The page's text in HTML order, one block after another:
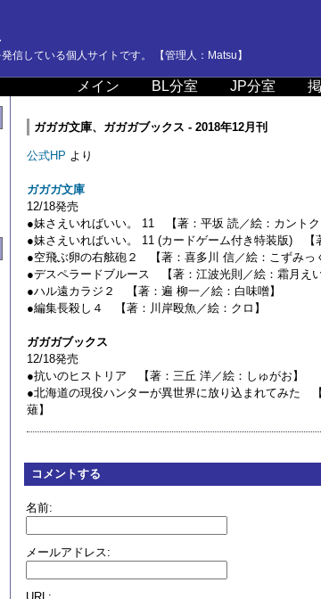
信している個人サイトです。 【管理人：Matsu】
メイン BL分室 JP分室
ガガガ文庫、ガガガブックス - 2018年12月刊
公式HP より
ガガガ文庫
12/18発売
●妹さえいればいい。 11 【著：平坂 読／絵：カントク
●妹さえいればいい。 11 (カードゲーム付き特装版) 【
●空飛ぶ卵の右舷砲２ 【著：喜多川 信／絵：こずみっ
●デスペラードブルース 【著：江波光則／絵：霜月えい
●ハル遠カラジ２ 【著：遍 柳一／絵：白味噌】
●編集長殺し４ 【著：川岸殴魚／絵：クロ】
ガガガブックス
12/18発売
●抗いのヒストリア 【著：三丘 洋／絵：しゅがお】
●北海道の現役ハンターが異世界に放り込まれてみた
薙】
コメントする
名前:
メールアドレス: